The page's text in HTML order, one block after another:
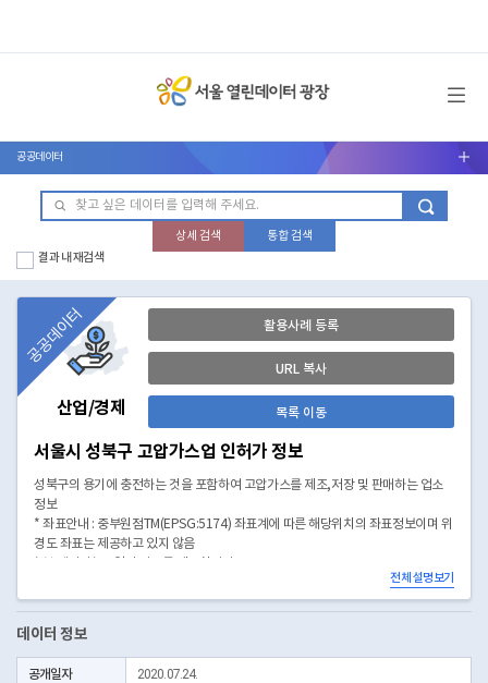
메뉴 열기
공공데이터 서브메뉴 열기
상세 검색
통합 검색
결과 내 재검색
산업/경제
공공데이터 활용사례 등록
URL 복사
목록 이동
서울시 성북구 고압가스업 인허가 정보
성북구의 용기에 충전하는 것을 포함하여 고압가스를 제조,저장 및 판매하는 업소
정보
* 좌표안내 : 중부원점TM(EPSG:5174) 좌표계에 따른 해당위치의 좌표정보이며 위
경도 좌표는 제공하고 있지 않음
* 시군구코드명은 "서울특별시 자치구 기관코드" 데이터셋에서 확인 가능합니다.
(https://data.seoul.go.kr/dataList/OA-22872/S/1/datasetView.do)
전체 설명보기
데이터 정보
공개일자 2020.07.24.